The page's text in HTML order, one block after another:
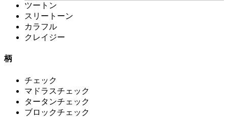
ツートン
スリートーン
カラフル
クレイジー
柄
チェック
マドラスチェック
タータンチェック
ブロックチェック